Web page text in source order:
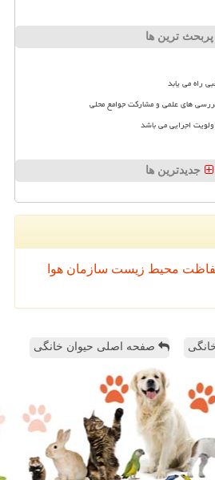
پربحث ترین ها
راه می یابد
های علمی و مشارکت جوامع محلی
اجرایی می باشد
جدیدترین ها
محیط زیست سازمان هوا
صفحه اصلی حیوان خانگی